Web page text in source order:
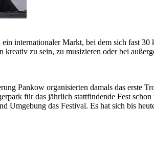
internationaler Markt, bei dem sich fast
zu sein, zu musizieren oder bei
Pankow organisierten damals das erste
für das jährlich stattfindende Fest
Umgebung das Festival. Es hat sich bis